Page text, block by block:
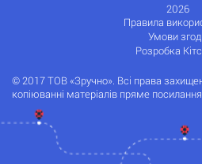
2026
Правила
Умови
Розробка
© 2017 ТОВ «Зручно». Всі права
копіюванні матеріалів пряме